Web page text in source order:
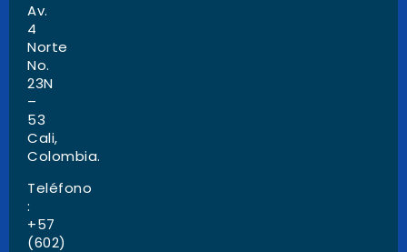
Av.
4
Norte
No.
23N
–
53
Cali,
Colombia.
Teléfono
:
+57
(602)